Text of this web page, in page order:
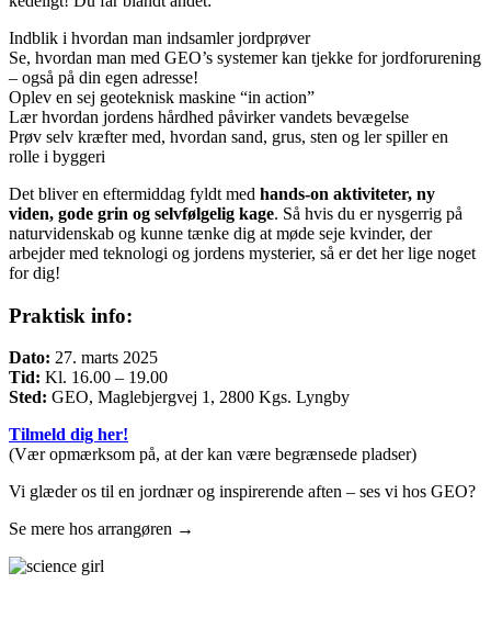
Indblik i hvordan man indsamler jordprøver
Se, hvordan man med GEO’s systemer kan tjekke for jordforurening
– også på din egen adresse!
Oplev en sej geoteknisk maskine “in action”
Lær hvordan jordens hårdhed påvirker vandets bevægelse
Prøv selv kræfter med, hvordan sand, grus, sten og ler spiller en
rolle i byggeri
Det bliver en eftermiddag fyldt med hands-on aktiviteter, ny
viden, gode grin og selvfølgelig kage. Så hvis du er nysgerrig på
naturvidenskab og kunne tænke dig at møde seje kvinder, der
arbejder med teknologi og jordens mysterier, så er det her lige noget
for dig!
Praktisk info:
Dato: 27. marts 2025
Tid: Kl. 16.00 – 19.00
Sted: GEO, Maglebjergvej 1, 2800 Kgs. Lyngby
Tilmeld dig her!
(Vær opmærksom på, at der kan være begrænsede pladser)
Vi glæder os til en jordnær og inspirerende aften – ses vi hos GEO?
Se mere hos arrangøren →